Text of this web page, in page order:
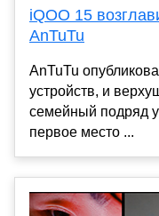
iQOO 15
AnTuTu
AnTuTu
устройств, и
семейный подряд
первое место ...